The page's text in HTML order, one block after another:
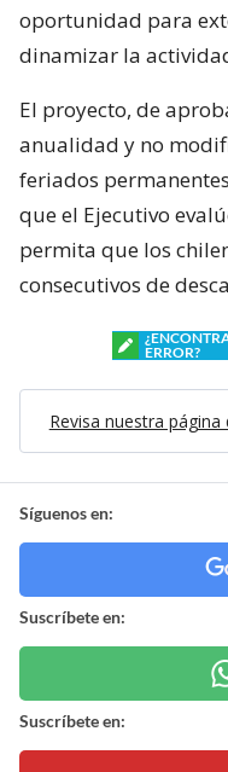
oportunidad para
dinamizar la
El proyecto, de
anualidad y no
feriados
que el Ejecutivo
permita que los
consecutivos de
ERROR?
Revisa nuestra
Síguenos en:
Suscríbete en:
Suscríbete en: